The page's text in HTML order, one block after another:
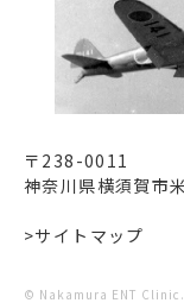
〒238-0011
神奈川県横須賀市
>サイトマップ
© Nakamura ENT Clinic.